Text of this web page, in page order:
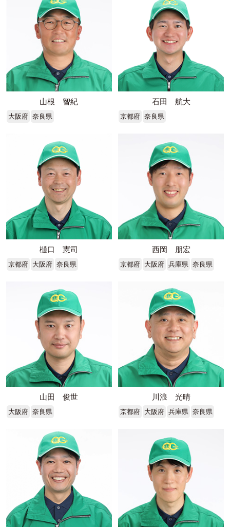
山根 智紀
大阪府 奈良県
石田 航大
京都府 奈良県
樋口 憲司
京都府 大阪府 奈良県
西岡 朋宏
京都府 大阪府 兵庫県 奈良県
山田 俊世
大阪府 奈良県
川浪 光晴
京都府 大阪府 兵庫県 奈良県